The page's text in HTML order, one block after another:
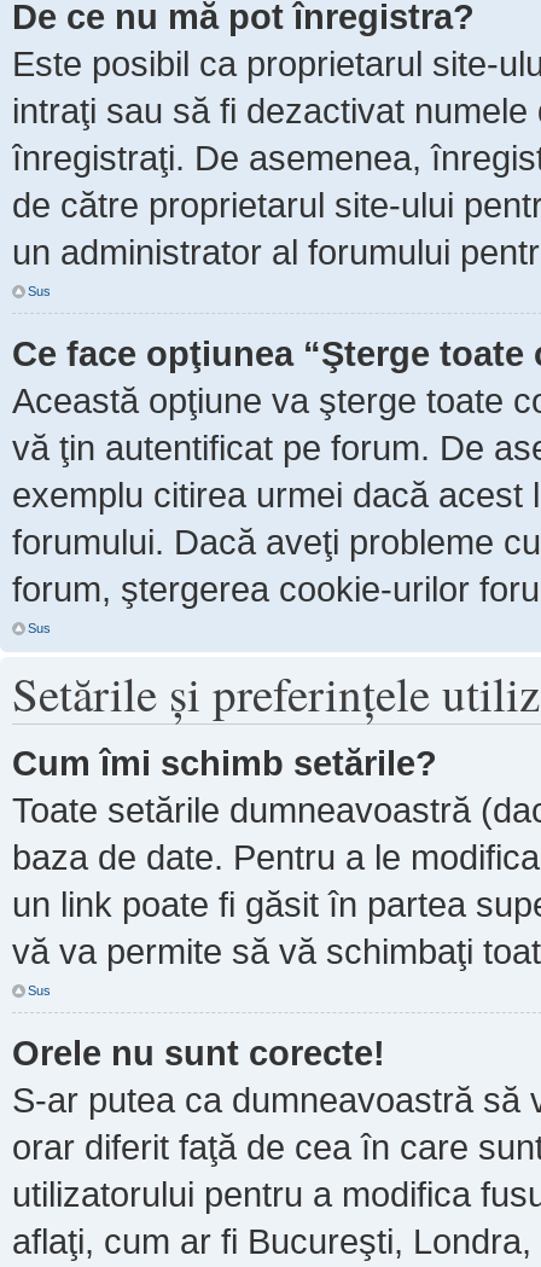
De ce nu mă pot înregistra?
Este posibil ca proprietarul site-
intraţi sau să fi dezactivat
înregistraţi. De asemenea,
de către proprietarul site-ului
un administrator al forumului
Sus
Ce face opţiunea “Şterge
Această opţiune va şterge toate
vă ţin autentificat pe forum. De
exemplu citirea urmei dacă
forumului. Dacă aveţi probleme
forum, ştergerea cookie-urilor
Sus
Setările şi preferinţele
Cum îmi schimb setările?
Toate setările dumneavoastră
baza de date. Pentru a le
un link poate fi găsit în partea
vă va permite să vă schimbaţi
Sus
Orele nu sunt corecte!
S-ar putea ca dumneavoastră să
orar diferit faţă de cea în care
utilizatorului pentru a modifica
aflaţi, cum ar fi Bucureşti,